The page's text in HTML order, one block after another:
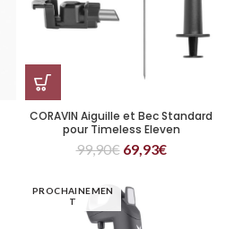
CORAVIN Aiguille et Bec Standard
pour Timeless Eleven
99,90€ 69,93€
PROCHAINEMEN
T